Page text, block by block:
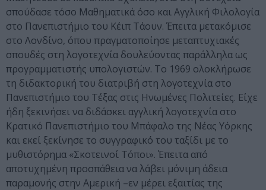
σπούδασε τόσο Μαθηματικά όσο και Αγγλική Φιλολογία
στο Πανεπιστήμιο του Κέιπ Τάουν. Έπειτα μετακόμισε
στο Λονδίνο, όπου πραγματοποίησε μεταπτυχιακές
σπουδές στη λογοτεχνία δουλεύοντας παράλληλα ως
προγραμματιστής υπολογιστών. Το 1969 ολοκλήρωσε
τη διδακτορική του διατριβή στη λογοτεχνία στο
Πανεπιστήμιο του Τέξας στις Ηνωμένες Πολιτείες. Είχε
ήδη ξεκινήσει να διδάσκει αγγλική λογοτεχνία στο
Κρατικό Πανεπιστήμιο του Μπάφαλο της Νέας Υόρκης
και εκεί ξεκίνησε το συγγραφικό του ταξίδι με το
μυθιστόρημα «Σκοτεινοί Τόποι». Έπειτα από
αποτυχημένη προσπάθεια να λάβει μόνιμη άδεια
παραμονής στην Αμερική –εν μέρει εξαιτίας της